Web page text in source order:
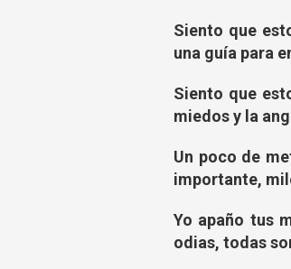
Siento que
una guía para
Siento que
miedos y la
Un poco de
importante,
Yo apaño tus
odias, todas